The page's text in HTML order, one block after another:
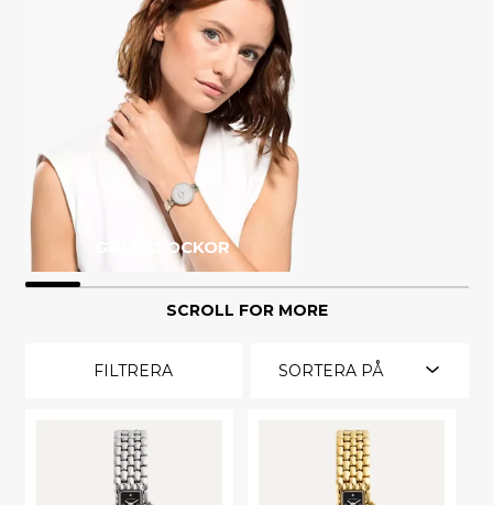
GULDKLOCKOR
SCROLL FOR MORE
FILTRERA SORTERA PÅ